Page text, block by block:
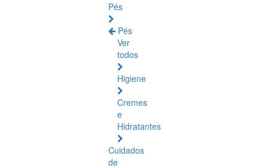
Pés
Pés
Ver
todos
Higiene
Cremes
e
Hidratantes
Cuidados
de